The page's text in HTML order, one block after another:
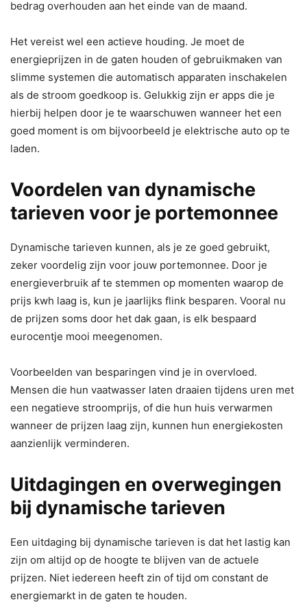
bedrag overhouden aan het einde van de maand.
Het vereist wel een actieve houding. Je moet de
energieprijzen in de gaten houden of gebruikmaken van
slimme systemen die automatisch apparaten inschakelen
als de stroom goedkoop is. Gelukkig zijn er apps die je
hierbij helpen door je te waarschuwen wanneer het een
goed moment is om bijvoorbeeld je elektrische auto op te
laden.
Voordelen van dynamische
tarieven voor je portemonnee
Dynamische tarieven kunnen, als je ze goed gebruikt,
zeker voordelig zijn voor jouw portemonnee. Door je
energieverbruik af te stemmen op momenten waarop de
prijs kwh laag is, kun je jaarlijks flink besparen. Vooral nu
de prijzen soms door het dak gaan, is elk bespaard
eurocentje mooi meegenomen.
Voorbeelden van besparingen vind je in overvloed.
Mensen die hun vaatwasser laten draaien tijdens uren met
een negatieve stroomprijs, of die hun huis verwarmen
wanneer de prijzen laag zijn, kunnen hun energiekosten
aanzienlijk verminderen.
Uitdagingen en overwegingen
bij dynamische tarieven
Een uitdaging bij dynamische tarieven is dat het lastig kan
zijn om altijd op de hoogte te blijven van de actuele
prijzen. Niet iedereen heeft zin of tijd om constant de
energiemarkt in de gaten te houden.